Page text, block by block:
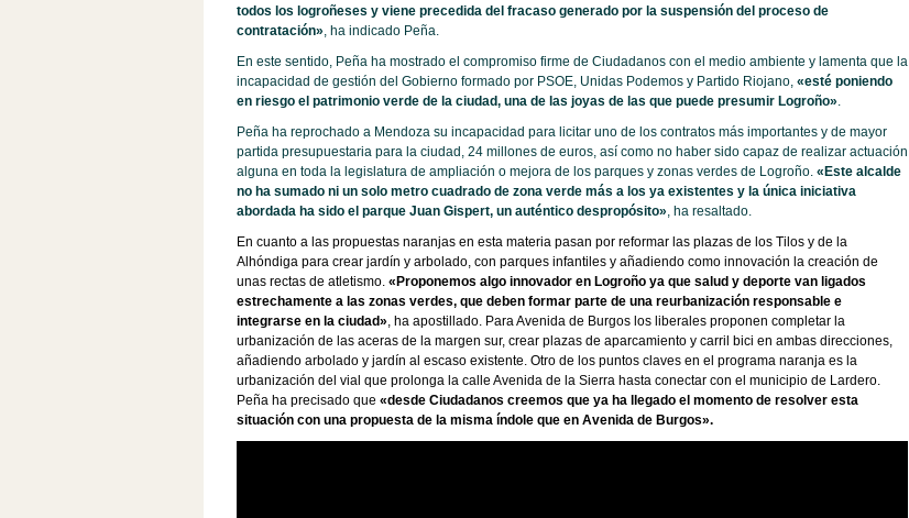
todos los logroñeses y viene precedida del fracaso generado por la suspensión del proceso de
contratación», ha indicado Peña.
En este sentido, Peña ha mostrado el compromiso firme de Ciudadanos con el medio ambiente y lamenta que la
incapacidad de gestión del Gobierno formado por PSOE, Unidas Podemos y Partido Riojano, «esté poniendo
en riesgo el patrimonio verde de la ciudad, una de las joyas de las que puede presumir Logroño».
Peña ha reprochado a Mendoza su incapacidad para licitar uno de los contratos más importantes y de mayor
partida presupuestaria para la ciudad, 24 millones de euros, así como no haber sido capaz de realizar actuación
alguna en toda la legislatura de ampliación o mejora de los parques y zonas verdes de Logroño. «Este alcalde
no ha sumado ni un solo metro cuadrado de zona verde más a los ya existentes y la única iniciativa
abordada ha sido el parque Juan Gispert, un auténtico despropósito», ha resaltado.
En cuanto a las propuestas naranjas en esta materia pasan por reformar las plazas de los Tilos y de la
Alhóndiga para crear jardín y arbolado, con parques infantiles y añadiendo como innovación la creación de
unas rectas de atletismo. «Proponemos algo innovador en Logroño ya que salud y deporte van ligados
estrechamente a las zonas verdes, que deben formar parte de una reurbanización responsable e
integrarse en la ciudad», ha apostillado. Para Avenida de Burgos los liberales proponen completar la
urbanización de las aceras de la margen sur, crear plazas de aparcamiento y carril bici en ambas direcciones,
añadiendo arbolado y jardín al escaso existente. Otro de los puntos claves en el programa naranja es la
urbanización del vial que prolonga la calle Avenida de la Sierra hasta conectar con el municipio de Lardero.
Peña ha precisado que «desde Ciudadanos creemos que ya ha llegado el momento de resolver esta
situación con una propuesta de la misma índole que en Avenida de Burgos».